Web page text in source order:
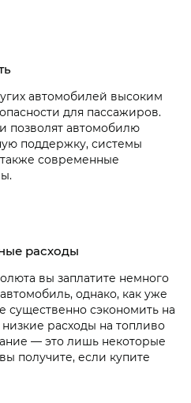
автомобилей высоким
для пассажиров.
позволят автомобилю
поддержку, системы
современные
расходы
вы заплатите немного
однако, как уже
существенно сэкономить на
расходы на топливо
— это лишь некоторые
получите, если купите